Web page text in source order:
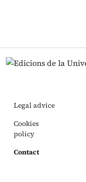
Legal advice
Cookies
policy
Contact